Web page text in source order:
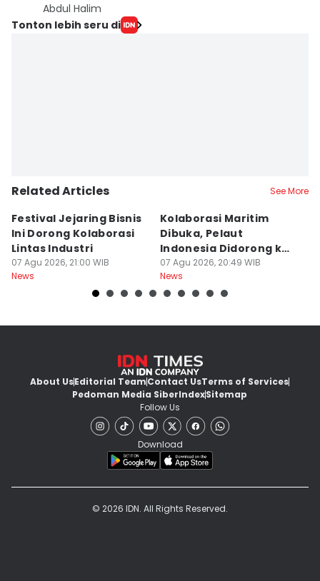
Abdul Halim
Tonton lebih seru di
Related Articles See More
Festival Jejaring Bisnis
Ini Dorong Kolaborasi
Lintas Industri
07 Agu 2026, 21:00 WIB
News
Kolaborasi Maritim
Dibuka, Pelaut
Indonesia Didorong ke
Pasar Global
07 Agu 2026, 20:49 WIB
News
About UsEditorial TeamContact UsTerms of Services
Pedoman Media SiberIndexSitemap
Follow Us
Download
© 2026 IDN. All Rights Reserved.